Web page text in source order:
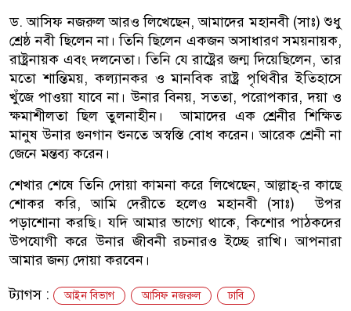
ড. আসিফ নজরুল আরও লিখেছেন, আমাদের মহানবী (সাঃ) শুধু
শ্রেষ্ঠ নবী ছিলেন না। তিনি ছিলেন একজন অসাধারণ সময়নায়ক,
রাষ্ট্রনায়ক এবং দলনেতা। তিনি যে রাষ্ট্রের জন্ম দিয়েছিলেন, তার
মতো শান্তিময়, কল্যানকর ও মানবিক রাষ্ট্র পৃথিবীর ইতিহাসে
খুঁজে পাওয়া যাবে না। উনার বিনয়, সততা, পরোপকার, দয়া ও
ক্ষমাশীলতা ছিল তুলনাহীন। আমাদের এক শ্রেনীর শিক্ষিত
মানুষ উনার গুনগান শুনতে অস্বস্তি বোধ করেন। আরেক শ্রেনী না
জেনে মন্তব্য করেন।
শেখার শেষে তিনি দোয়া কামনা করে লিখেছেন, আল্লাহ্-র কাছে
শোকর করি, আমি দেরীতে হলেও মহানবী (সাঃ) উপর
পড়াশোনা করছি। যদি আমার ভাগ্যে থাকে, কিশোর পাঠকদের
উপযোগী করে উনার জীবনী রচনারও ইচ্ছে রাখি। আপনারা
আমার জন্য দোয়া করবেন।
ট্যাগস :
আইন বিভাগ আসিফ নজরুল ঢাবি